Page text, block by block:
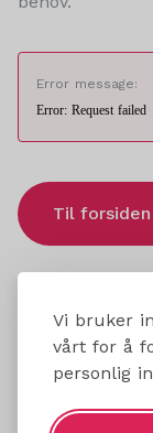
Vi bruker
vårt for å
personlig
Error message:
Error: Request failed
Til forsiden